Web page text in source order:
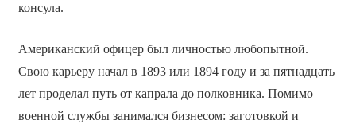
консула.
Американский офицер был личностью любопытной.
Свою карьеру начал в 1893 или 1894 году и за пятнадцать
лет проделал путь от капрала до полковника. Помимо
военной службы занимался бизнесом: заготовкой и